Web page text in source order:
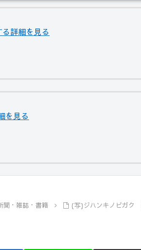
詳細を見る
を見る
聞・雑誌・書籍 {写}ジハンキノビガク